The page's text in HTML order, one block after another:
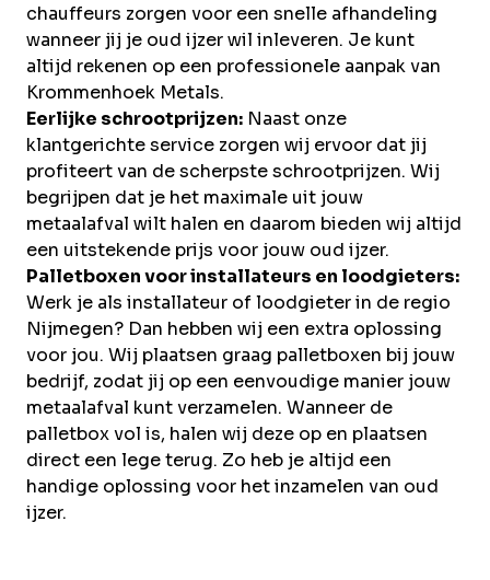
chauffeurs zorgen voor een snelle afhandeling
wanneer jij je oud ijzer wil inleveren. Je kunt
altijd rekenen op een professionele aanpak van
Krommenhoek Metals.
Eerlijke schrootprijzen: Naast onze
klantgerichte service zorgen wij ervoor dat jij
profiteert van de scherpste schrootprijzen. Wij
begrijpen dat je het maximale uit jouw
metaalafval wilt halen en daarom bieden wij altijd
een uitstekende prijs voor jouw oud ijzer.
Palletboxen voor installateurs en loodgieters:
Werk je als installateur of loodgieter in de regio
Nijmegen? Dan hebben wij een extra oplossing
voor jou. Wij plaatsen graag palletboxen bij jouw
bedrijf, zodat jij op een eenvoudige manier jouw
metaalafval kunt verzamelen. Wanneer de
palletbox vol is, halen wij deze op en plaatsen
direct een lege terug. Zo heb je altijd een
handige oplossing voor het inzamelen van oud
ijzer.